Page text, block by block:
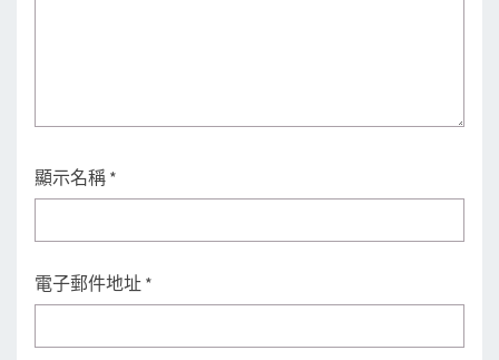
顯示名稱 *
電子郵件地址 *